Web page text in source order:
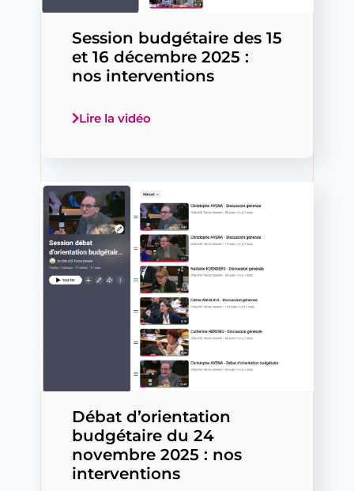
Session budgétaire des 15
et 16 décembre 2025 :
nos interventions
Lire la vidéo
Débat d’orientation
budgétaire du 24
novembre 2025 : nos
interventions